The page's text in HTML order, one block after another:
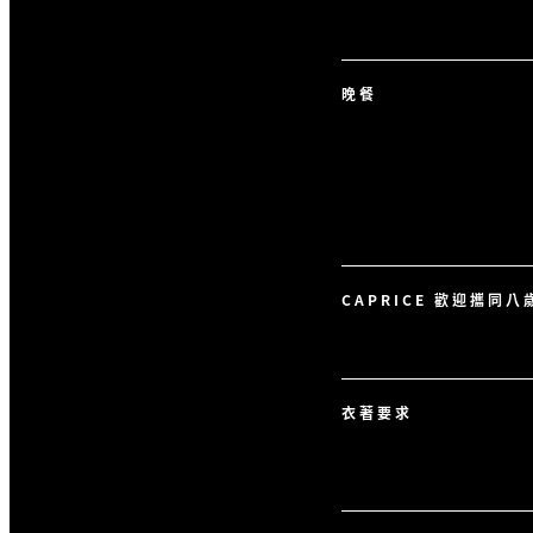
晚餐
CAPRICE 歡迎攜同八
衣著要求